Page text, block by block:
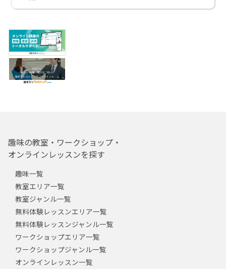
趣味の教室・ワークショップ・
オンラインレッスンを探す
趣味一覧
教室エリア一覧
教室ジャンル一覧
無料体験レッスンエリア一覧
無料体験レッスンジャンル一覧
ワークショップエリア一覧
ワークショップジャンル一覧
オンラインレッスン一覧